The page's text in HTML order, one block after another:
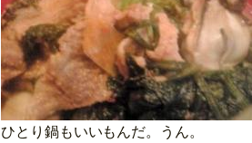
ひとり鍋もいいもんだ。うん。